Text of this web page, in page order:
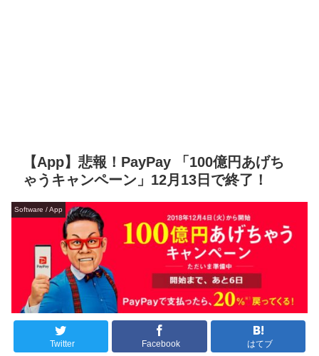
【App】悲報！PayPay 「100億円あげち
ゃうキャンペーン」12月13日で終了！
Software / App
Twitter Facebook はてブ